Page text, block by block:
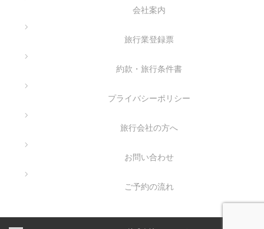
会社案内
旅行業登録票
約款・旅行条件書
プライバシーポリシー
旅行会社の方へ
お問い合わせ
ご予約の流れ